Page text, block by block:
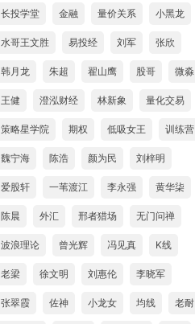
长投学堂 金融 量价关系 小黑龙
水哥王文胜 易投经 刘军 张欣
韩月龙 朱超 翟山鹰 股哥 微淼
王健 澄泓财经 林新象 量化交易
策略星学院 期权 低吸女王 训练营
魏宁海 陈浩 颜为民 刘梓明
爱股轩 一苇渡江 李永强 黄华柒
陈晨 外汇 邢者猎场 无门问禅
波浪理论 曾光辉 冯见真 K线
老梁 徐文明 刘惠伦 李晓军
张翠霞 佐神 小龙女 均线 老耐